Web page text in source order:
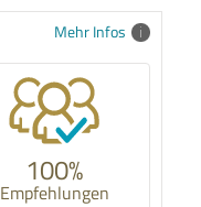
Mehr Infos
100%
Empfehlungen